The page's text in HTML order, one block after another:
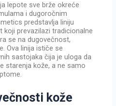
lepote sve brže okreće
i dugoročnim
predstavlja liniju
koji prevazilazi tradicionalne
se na dugovečnost,
Ova linija ističe se
sastojaka čija je uloga da
starenja kože, a ne samo
kože